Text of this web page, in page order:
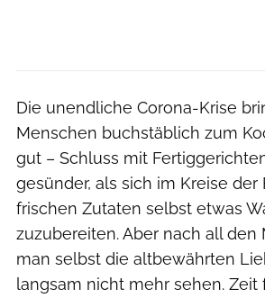
Die unendliche Corona-Krise
Menschen buchstäblich zum
gut – Schluss mit
gesünder, als sich im Kreise der
frischen Zutaten selbst etwas
zuzubereiten. Aber nach all den
man selbst die altbewährten
langsam nicht mehr sehen. Zeit